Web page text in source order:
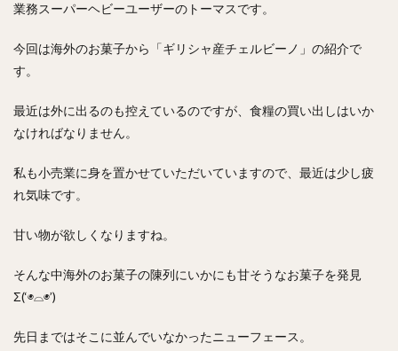
業務スーパーヘビーユーザーのトーマスです。
今回は海外のお菓子から「ギリシャ産チェルビーノ」の紹介で
す。
最近は外に出るのも控えているのですが、食糧の買い出しはいか
なければなりません。
私も小売業に身を置かせていただいていますので、最近は少し疲
れ気味です。
甘い物が欲しくなりますね。
そんな中海外のお菓子の陳列にいかにも甘そうなお菓子を発見
Σ(‘◉⌓◉’)
先日まではそこに並んでいなかったニューフェース。